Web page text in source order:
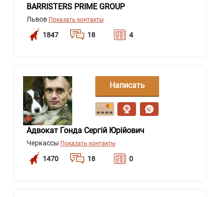
BARRISTERS PRIME GROUP
Львов Показать контакты
1847 18 4
Адвокат Гонда Сергій Юрійович
Черкассы Показать контакты
1470 18 0
Написать
сообщение